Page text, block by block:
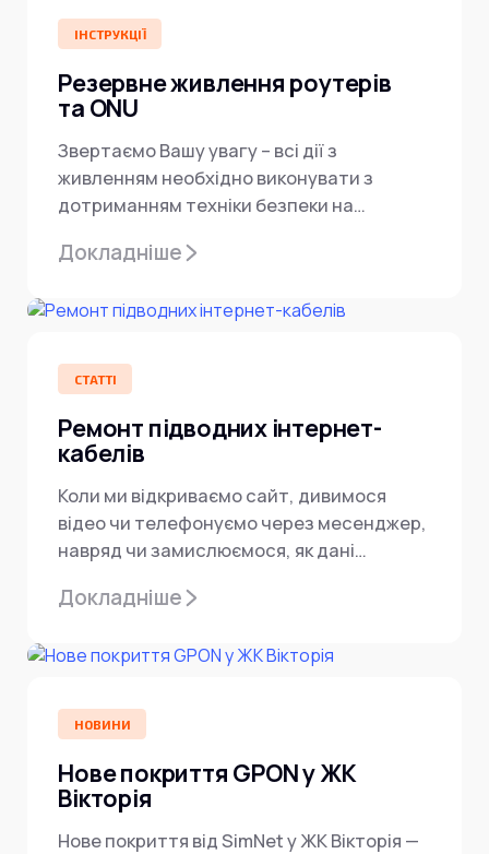
ІНСТРУКЦІЇ
Резервне живлення роутерів
та ONU
Звертаємо Вашу увагу – всі дії з
живленням необхідно виконувати з
дотриманням техніки безпеки на
персональну...
Докладніше
СТАТТІ
Ремонт підводних інтернет-
кабелів
Коли ми відкриваємо сайт, дивимося
відео чи телефонуємо через месенджер,
навряд чи замислюємося, як дані
країнами....
Докладніше
НОВИНИ
Нове покриття GPON у ЖК
Вікторія
Нове покриття від SimNet у ЖК Вікторія —